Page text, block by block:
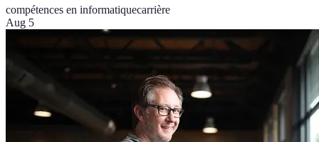
compétences en informatiquecarrière
Aug 5